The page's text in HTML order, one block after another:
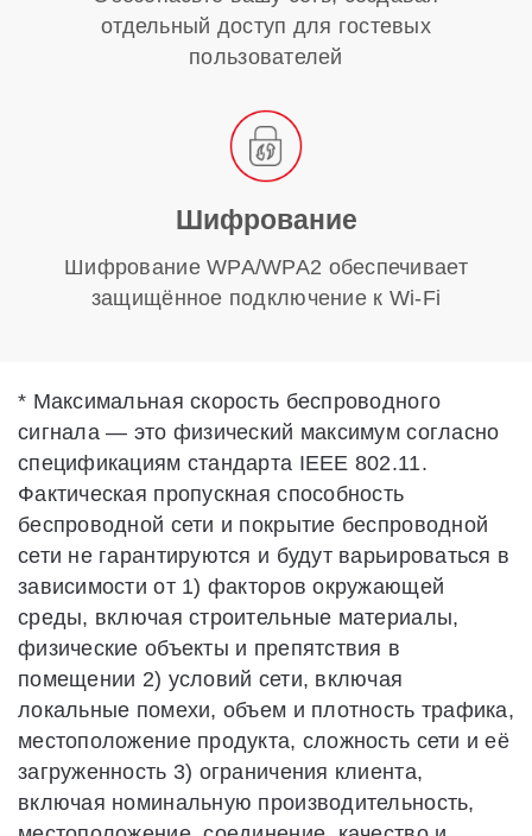
отдельный доступ для гостевых
пользователей
Шифрование
Шифрование WPA/WPA2 обеспечивает
защищённое подключение к Wi-Fi
* Максимальная скорость беспроводного
сигнала — это физический максимум согласно
спецификациям стандарта IEEE 802.11.
Фактическая пропускная способность
беспроводной сети и покрытие беспроводной
сети не гарантируются и будут варьироваться в
зависимости от 1) факторов окружающей
среды, включая строительные материалы,
физические объекты и препятствия в
помещении 2) условий сети, включая
локальные помехи, объем и плотность трафика,
местоположение продукта, сложность сети и её
загруженность 3) ограничения клиента,
включая номинальную производительность,